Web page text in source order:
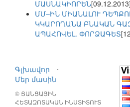
ՄԱՍՆԱԿԻՈՐԵՆ[09.12.2013]
ՄՄ–ԻՆ ՄԻԱՆԱԼՈՒ
ԿԿԱՐՈՂԱՆԱ ԲՆԱԿԱՆ
ԱՊԱՀՈՎԵԼ. ՓՈՐՁԱԳԵՏ
Գլխավոր
⋅
Մեր մասին
© ՑԱՆՑԱՅԻՆ
ՀԵՏԱԶՈՏԱԿԱՆ ԻՆՍՏԻՏՈՒՏ